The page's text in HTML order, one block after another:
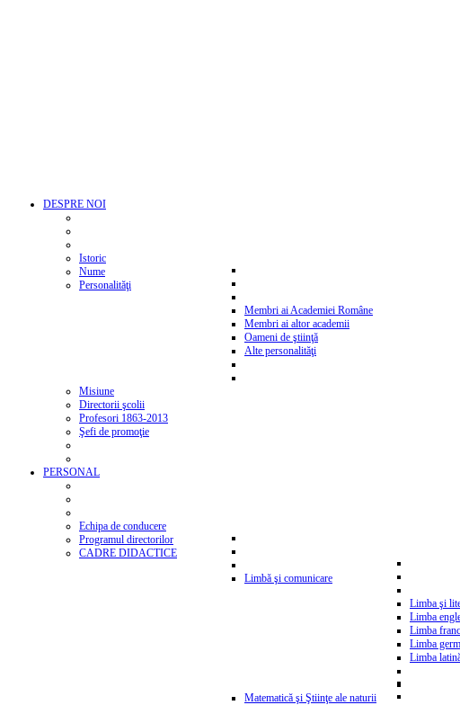
DESPRE NOI
Istoric
Nume
Personalităţi
Membri ai Academiei Române
Membri ai altor academii
Oameni de ştiinţă
Alte personalităţi
Misiune
Directorii şcolii
Profesori 1863-2013
Şefi de promoţie
PERSONAL
Echipa de conducere
Programul directorilor
CADRE DIDACTICE
Limbă şi comunicare
Limba şi
Limba
Limba
Limba
Limba
Matematică şi Ştiinţe ale naturii